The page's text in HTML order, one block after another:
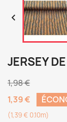

JERSEY
1,98 €
1,39 €
(1,39 € 0.10m)